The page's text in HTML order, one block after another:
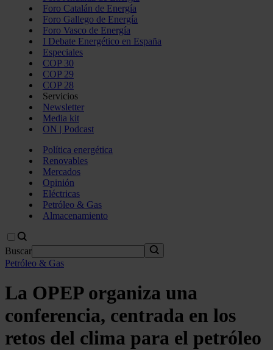
Foro Catalán de Energía
Foro Gallego de Energía
Foro Vasco de Energía
I Debate Energético en España
Especiales
COP 30
COP 29
COP 28
Servicios
Newsletter
Media kit
ON | Podcast
Política energética
Renovables
Mercados
Opinión
Eléctricas
Petróleo & Gas
Almacenamiento
Buscar
Petróleo & Gas
La OPEP organiza una
conferencia, centrada en los
retos del clima para el petróleo